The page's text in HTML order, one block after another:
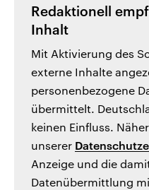
Redaktionell
Inhalt
Mit Aktivierung des
externe Inhalte
personenbezogene
übermittelt.
keinen Einfluss.
unserer
Anzeige und die
Datenübermittlung